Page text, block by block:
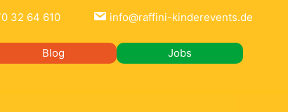
32 64 610 info@raffini-kinderevents.de
Blog
Jobs